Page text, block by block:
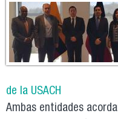
de la USACH
Ambas entidades